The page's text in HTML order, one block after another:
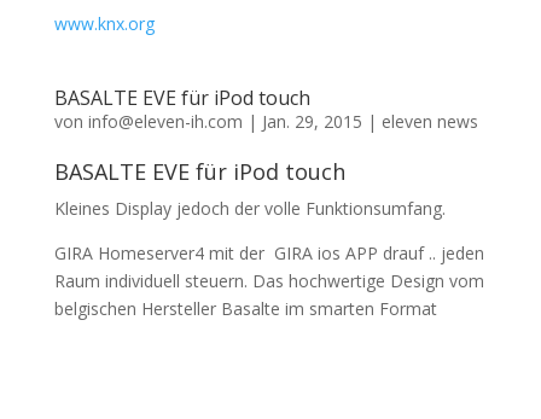
www.knx.org
BASALTE EVE für iPod touch
von info@eleven-ih.com | Jan. 29, 2015 | eleven news
BASALTE EVE für iPod touch
Kleines Display jedoch der volle Funktionsumfang.
GIRA Homeserver4 mit der GIRA ios APP drauf .. jeden
Raum individuell steuern. Das hochwertige Design vom
belgischen Hersteller Basalte im smarten Format